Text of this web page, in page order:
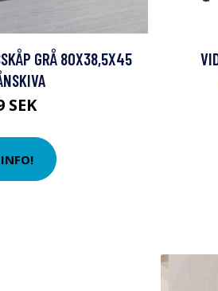
GRÅ 80X38,5X45
SEK